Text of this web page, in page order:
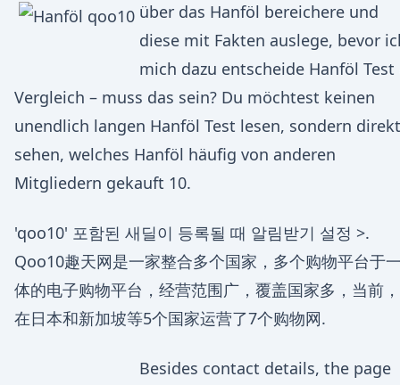
über das Hanföl bereichere und
diese mit Fakten auslege, bevor
mich dazu entscheide Hanföl Test
Vergleich – muss das sein? Du möchtest keinen
unendlich langen Hanföl Test lesen, sondern direkt
sehen, welches Hanföl häufig von anderen
Mitgliedern gekauft 10.
'qoo10' 포함된 새딜이 등록될 때 알림받기 설정 >.
Qoo10趣天网是一家整合多个国家，多个购物平台于一
体的电子购物平台，经营范围广，覆盖国家多，当前
在日本和新加坡等5个国家运营了7个购物网.
Besides contact details, the page